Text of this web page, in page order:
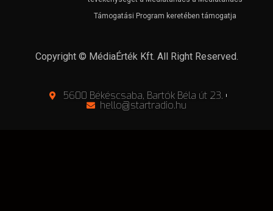
Támogatási Program keretében támogatja
Copyright © MédiaÉrték Kft. All Right Reserved.
5600 Békéscsaba, Bartók Béla út 23.
hello@startradio.hu